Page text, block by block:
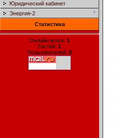
Юридический кабинет
Энергия-2
Статистика
Онлайн всего: 1
Гостей: 1
Пользователей: 0